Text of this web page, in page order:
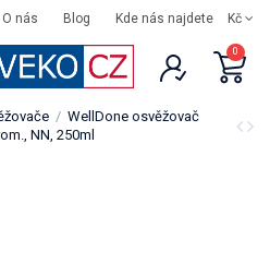
O nás Blog Kde nás najdete Kč
0
WellDone osvěžovač
NN, 250ml